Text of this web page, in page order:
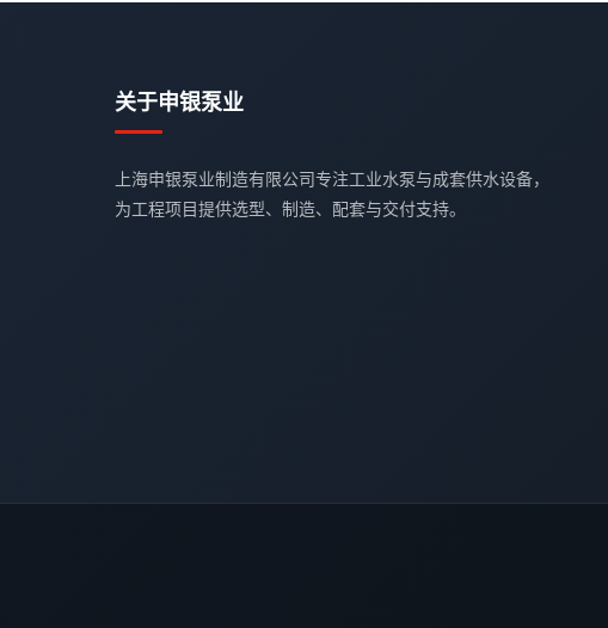
关于申银泵业
上海申银泵业制造有限公司专注工业水泵与成套供水设备，
为工程项目提供选型、制造、配套与交付支持。